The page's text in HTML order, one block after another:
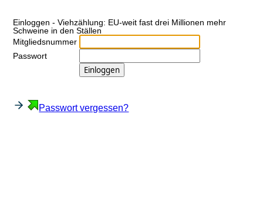
Ein­log­gen - Viehzählung: EU-weit fast drei Millionen mehr
Schweine in den Ställen
Mitgliedsnummer
Passwort
Passwort vergessen?